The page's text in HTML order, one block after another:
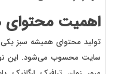
اهمیت محتوای
تولید محتوای همیشه سبز یکی
سایت محسوب می‌شود. این